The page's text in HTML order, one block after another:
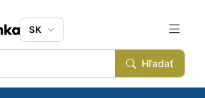
Hľadať
SK